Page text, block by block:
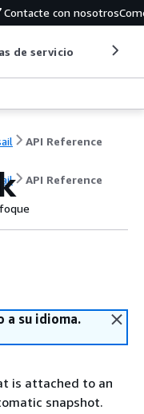
Contacte con nosotros
de servicio
API Reference
API Reference
a su idioma.
is attached to an
snapshot.